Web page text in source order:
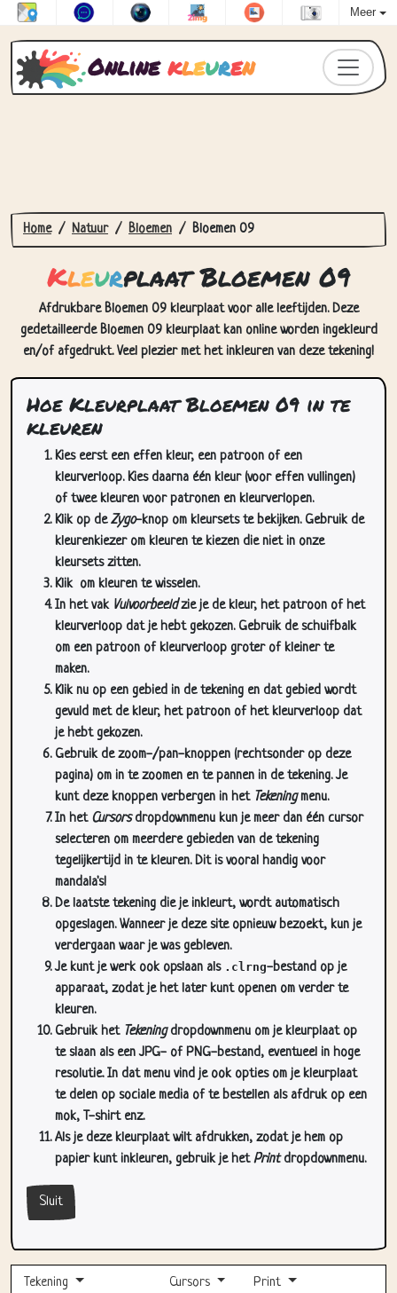
Meer
Online kleuren
Home Natuur Bloemen Bloemen 09
Kleurplaat Bloemen 09
Afdrukbare Bloemen 09 kleurplaat voor alle leeftijden. Deze
gedetailleerde Bloemen 09 kleurplaat kan online worden ingekleurd
en/of afgedrukt. Veel plezier met het inkleuren van deze tekening!
Hoe Kleurplaat Bloemen 09 in te
kleuren
Kies eerst een effen kleur, een patroon of een
kleurverloop. Kies daarna één kleur (voor effen vullingen)
of twee kleuren voor patronen en kleurverlopen.
Klik op deZygo-knop om kleursets te bekijken. Gebruik de
kleurenkiezer om kleuren te kiezen die niet in onze
kleursets zitten.
Klik om kleuren te wisselen.
In het vak Vulvoorbeeldzie je de kleur, het patroon of het
kleurverloop dat je hebt gekozen. Gebruik de schuifbalk
om een patroon of kleurverloop groter of kleiner te
maken.
Klik nu op een gebied in de tekening en dat gebied wordt
gevuld met de kleur, het patroon of het kleurverloop dat
je hebt gekozen.
Gebruik de zoom-/pan-knoppen (rechtsonder op deze
pagina) om in te zoomen en te pannen in de tekening. Je
kunt deze knoppen verbergen in het Tekeningmenu.
In het Cursorsdropdownmenu kun je meer dan één cursor
selecteren om meerdere gebieden van de tekening
tegelijkertijd in te kleuren. Dit is vooral handig voor
mandala's!
De laatste tekening die je inkleurt, wordt automatisch
opgeslagen. Wanneer je deze site opnieuw bezoekt, kun je
verdergaan waar je was gebleven.
Je kunt je werk ook opslaan als .clrng-bestand op je
apparaat, zodat je het later kunt openen om verder te
kleuren.
Gebruik het Tekeningdropdownmenu om je kleurplaat op
te slaan als een JPG- of PNG-bestand, eventueel in hoge
resolutie. In dat menu vind je ook opties om je kleurplaat
te delen op sociale media of te bestellen als afdruk op een
mok, T-shirt enz.
Als je deze kleurplaat wilt afdrukken, zodat je hem op
papier kunt inkleuren, gebruik je hetPrintdropdownmenu.
Sluit
Tekening Cursors Print